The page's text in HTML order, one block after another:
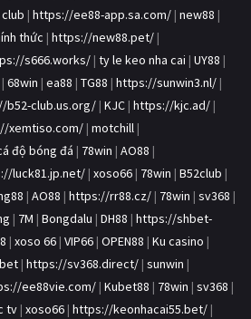
club | https://ee88-app.sa.com/ | new88 |
thức | https://new88.pet/ |
s666.works/ | ty le keo nha cai | UY88 |
| 68win | ea88 | TG88 | https://sunwin3.nl/ |
b52-club.us.org/ | KJC | https://kjc.ad/ |
xemtiso.com/ | motchill |
độ bóng đá | 78win | AO88 |
luck81.jp.net/ | xoso66 | 78win | B52club |
| AO88 | https://rr88.cz/ | 78win | sv368 |
| 7M | Bongdalu | DH88 | https://shbet-
| xoso 66 | VIP66 | OPEN88 | Ku casino |
| https://sv368.direct/ | sunwin |
ee88vie.com/ | Kubet88 | 78win | sv368 |
tv | xoso66 | https://keonhacai55.bet/ |